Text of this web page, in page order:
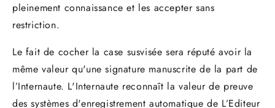
pleinement connaissance et les accepter sans
restriction.
Le fait de cocher la case susvisée sera réputé avoir la
même valeur qu'une signature manuscrite de la part de
l’Internaute. L'Internaute reconnaît la valeur de preuve
des systèmes d'enregistrement automatique de L’Editeur